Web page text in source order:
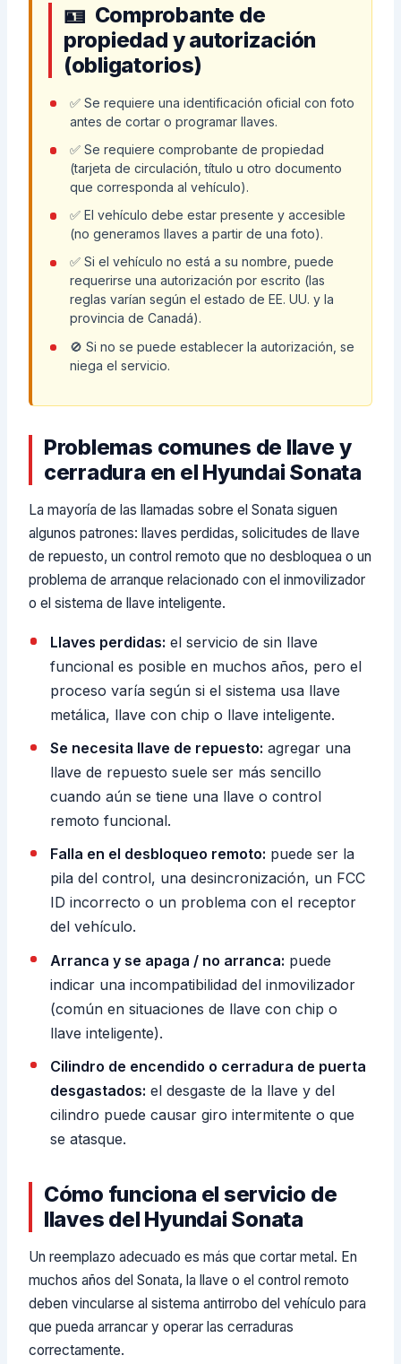
Comprobante de
propiedad y autorización
(obligatorios)
✅ Se requiere una identificación oficial con foto
antes de cortar o programar llaves.
✅ Se requiere comprobante de propiedad
(tarjeta de circulación, título u otro documento
que corresponda al vehículo).
✅ El vehículo debe estar presente y accesible
(no generamos llaves a partir de una foto).
✅ Si el vehículo no está a su nombre, puede
requerirse una autorización por escrito (las
reglas varían según el estado de EE. UU. y la
provincia de Canadá).
🚫 Si no se puede establecer la autorización, se
niega el servicio.
Problemas comunes de llave y
cerradura en el Hyundai Sonata
La mayoría de las llamadas sobre el Sonata siguen
algunos patrones: llaves perdidas, solicitudes de llave
de repuesto, un control remoto que no desbloquea o un
problema de arranque relacionado con el inmovilizador
o el sistema de llave inteligente.
Llaves perdidas: el servicio de sin llave
funcional es posible en muchos años, pero el
proceso varía según si el sistema usa llave
metálica, llave con chip o llave inteligente.
Se necesita llave de repuesto: agregar una
llave de repuesto suele ser más sencillo
cuando aún se tiene una llave o control
remoto funcional.
Falla en el desbloqueo remoto: puede ser la
pila del control, una desincronización, un FCC
ID incorrecto o un problema con el receptor
del vehículo.
Arranca y se apaga / no arranca: puede
indicar una incompatibilidad del inmovilizador
(común en situaciones de llave con chip o
llave inteligente).
Cilindro de encendido o cerradura de puerta
desgastados: el desgaste de la llave y del
cilindro puede causar giro intermitente o que
se atasque.
Cómo funciona el servicio de
llaves del Hyundai Sonata
Un reemplazo adecuado es más que cortar metal. En
muchos años del Sonata, la llave o el control remoto
deben vincularse al sistema antirrobo del vehículo para
que pueda arrancar y operar las cerraduras
correctamente.